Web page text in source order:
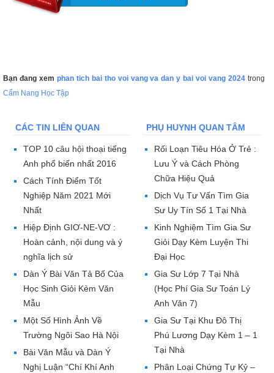
Bạn đang xem phan tich bai tho voi vang va dan y bai voi vang 2024 trong
Cẩm Nang Học Tập
CÁC TIN LIÊN QUAN
TOP 10 câu hội thoại tiếng
Anh phổ biến nhất 2016
Cách Tính Điểm Tốt
Nghiệp Năm 2021 Mới
Nhất
Hiệp Định GIƠ-NE-VƠ :
Hoàn cảnh, nội dung và ý
nghĩa lịch sử
Dàn Ý Bài Văn Tả Bố Của
Học Sinh Giỏi Kèm Văn
Mẫu
Một Số Hình Ảnh Về
Trường Ngôi Sao Hà Nội
Bài Văn Mẫu và Dàn Ý
Nghị Luận “Chí Khí Anh
PHỤ HUYNH QUAN TÂM
Rối Loạn Tiêu Hóa Ở Trẻ :
Lưu Ý và Cách Phòng
Chữa Hiệu Quả
Dịch Vụ Tư Vấn Tìm Gia
Sư Uy Tín Số 1 Tại Nhà
Kinh Nghiệm Tìm Gia Sư
Giỏi Dạy Kèm Luyện Thi
Đại Học
Gia Sư Lớp 7 Tại Nhà
(Học Phí Gia Sư Toán Lý
Anh Văn 7)
Gia Sư Tại Khu Đô Thị
Phú Lương Dạy Kèm 1 – 1
Tại Nhà
Phân Loại Chứng Tự Kỷ –